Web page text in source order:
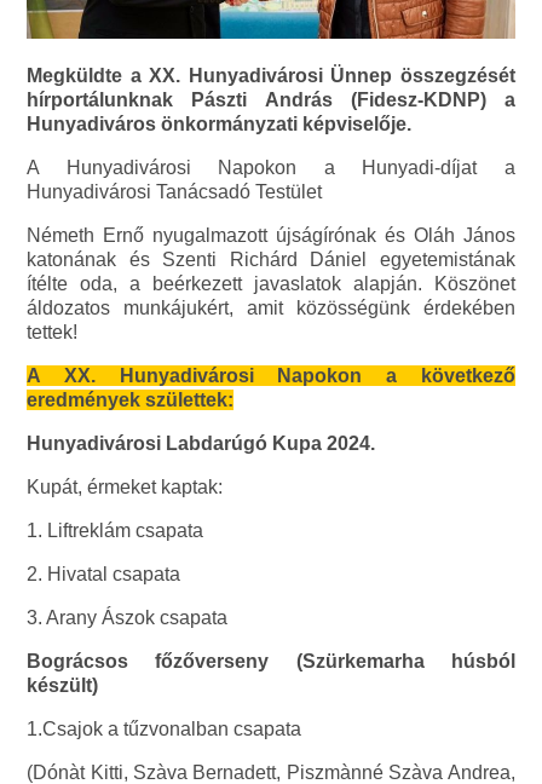
Megküldte a XX. Hunyadivárosi Ünnep összegzését
hírportálunknak Pászti András (Fidesz-KDNP) a
Hunyadiváros önkormányzati képviselője.
A Hunyadivárosi Napokon a Hunyadi-díjat a
Hunyadivárosi Tanácsadó Testület
Németh Ernő nyugalmazott újságírónak és Oláh János
katonának és Szenti Richárd Dániel egyetemistának
ítélte oda, a beérkezett javaslatok alapján. Köszönet
áldozatos munkájukért, amit közösségünk érdekében
tettek!
A XX. Hunyadivárosi Napokon a következő
eredmények születtek:
Hunyadivárosi Labdarúgó Kupa 2024.
Kupát, érmeket kaptak:
1. Liftreklám csapata
2. Hivatal csapata
3. Arany Ászok csapata
Bográcsos főzőverseny (Szürkemarha húsból
készült)
1.Csajok a tűzvonalban csapata
(Dónàt Kitti, Szàva Bernadett, Piszmànné Szàva Andrea,